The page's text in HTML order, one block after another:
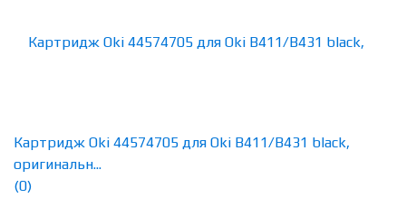
Картридж Oki 44574705 для Oki B411/B431 black,
оригинальн...
(0)